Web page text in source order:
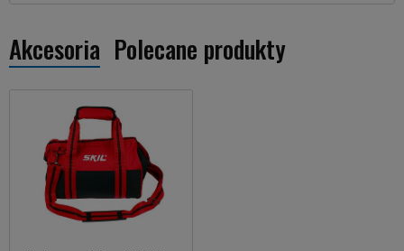
Akcesoria Polecane produkty